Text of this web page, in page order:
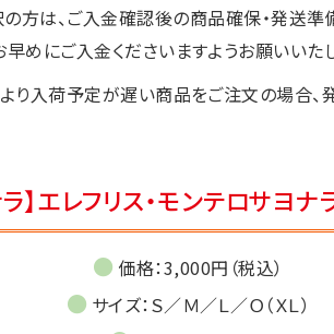
、ご入金確認後の商品確保・発送準備
早めにご入金くださいますようお願いいた
入荷予定が遅い商品をご注文の場合、
】エレフリス・モンテロサヨナ
価格：3,000円（税込）
サイズ：Ｓ／Ｍ／Ｌ／Ｏ（ＸＬ）